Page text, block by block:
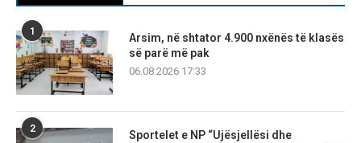
1
Arsim, në shtator 4.900 nxënës të klasës
së parë më pak
06.08.2026 17:33
2
Sportelet e NP “Ujësjellësi dhe